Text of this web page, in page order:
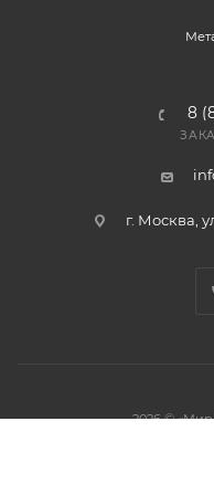
8
г. Москва,
2026 ©